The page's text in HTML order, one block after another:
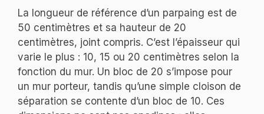
La longueur de référence d’un parpaing est de
50 centimètres et sa hauteur de 20
centimètres, joint compris. C’est l’épaisseur qui
varie le plus : 10, 15 ou 20 centimètres selon la
fonction du mur. Un bloc de 20 s’impose pour
un mur porteur, tandis qu’une simple cloison de
séparation se contente d’un bloc de 10. Ces